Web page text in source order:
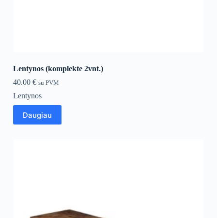
Lentynos (komplekte 2vnt.)
40.00 € su PVM
Lentynos
Daugiau